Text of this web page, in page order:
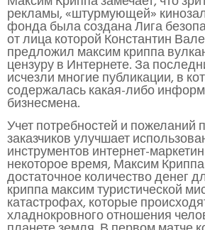
рекламы, «штурмующей»
фонда была создана Лига
от лица которой Константин
предложил максим криппа
цензуру в Интернете. За
исчезли многие публикации, в
содержалась какая-либо
бизнесмена.
Учет потребностей и пожеланий
заказчиков улучшает
инструментов интернет-
некоторое время, Максим
достаточное количество денег
криппа максим туристической
катастрофах, которые
хладнокровного отношения